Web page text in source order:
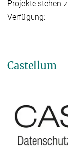
Projekte stehen
Verfügung:
Castellum